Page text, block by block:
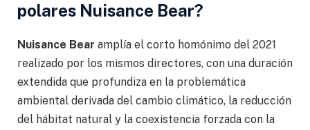
polares Nuisance Bear?
Nuisance Bear amplía el corto homónimo del 2021
realizado por los mismos directores, con una duración
extendida que profundiza en la problemática
ambiental derivada del cambio climático, la reducción
del hábitat natural y la coexistencia forzada con la